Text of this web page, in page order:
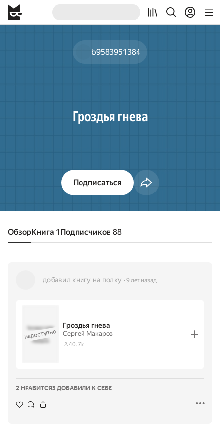
b9583951384
Гроздья гнева
Подписаться
ОбзорКнига 1 Подписчиков 88
добавил книгу на полку 9 лет назад
Гроздья гнева
·
Сергей
Макаров
недоступно
Гроздья гнева
Сергей Макаров
40.7k
2 НРАВИТСЯ3 ДОБАВИЛИ К СЕБЕ